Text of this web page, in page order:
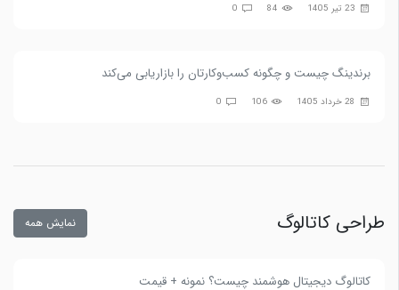
23 تیر 1405 84
0
برندینگ چیست و چگونه کسب‌وکارتان را بازاریابی می‌کند
28 خرداد 1405 106
0
طراحی کاتالوگ نمایش همه
کاتالوگ دیجیتال هوشمند چیست؟ نمونه + قیمت